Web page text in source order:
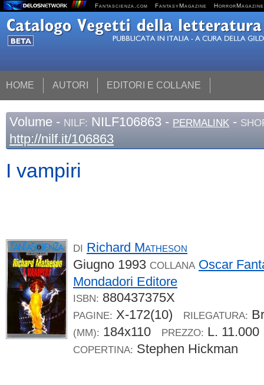
Fantascienza.com FantasyMagazine HorrorMagazine
HOME AUTORI EDITORI E COLLANE
Volume - NILF: NILF106863 - PERMALINK -
http://nilf.it/106863
I vampiri
DI Richard Matheson
Giugno 1993 COLLANA Oscar
Mondadori Editore
ISBN: 880437375X
PAGINE: X-172(10) RILEGATURA:
(MM): 184x110 PREZZO: L.
COPERTINA: Stephen Hickman